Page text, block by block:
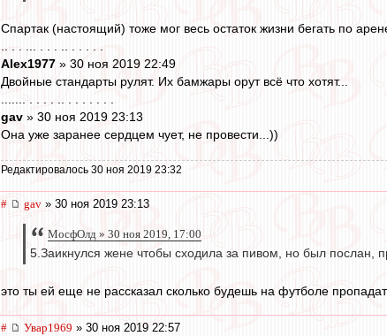
Спартак (настоящий) тоже мог весь остаток жизни бегать по
.. . . ... . . . .. . . . . .
Alex1977 » 30 ноя 2019 22:49
Двойные стандарты рулят. Их бамжары орут всё что хотят...
....... . . . . .. . . . . . . .
gav » 30 ноя 2019 23:13
Она уже заранее сердцем чует, не провести...))
Редактировалось 30 ноя 2019 23:32
# gav » 30 ноя 2019 23:13
МосфОлд » 30 ноя 2019, 17:00
5.Заикнулся жене чтобы сходила за пивом, но был послан,
это ты ей еще не рассказал сколько будешь на футболе
# Увар1969 » 30 ноя 2019 22:57